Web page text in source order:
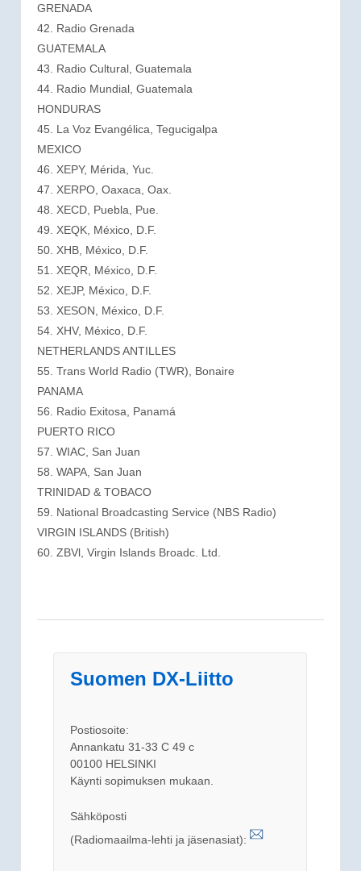
GRENADA
42. Radio Grenada
GUATEMALA
43. Radio Cultural, Guatemala
44. Radio Mundial, Guatemala
HONDURAS
45. La Voz Evangélica, Tegucigalpa
MEXICO
46. XEPY, Mérida, Yuc.
47. XERPO, Oaxaca, Oax.
48. XECD, Puebla, Pue.
49. XEQK, México, D.F.
50. XHB, México, D.F.
51. XEQR, México, D.F.
52. XEJP, México, D.F.
53. XESON, México, D.F.
54. XHV, México, D.F.
NETHERLANDS ANTILLES
55. Trans World Radio (TWR), Bonaire
PANAMA
56. Radio Exitosa, Panamá
PUERTO RICO
57. WIAC, San Juan
58. WAPA, San Juan
TRINIDAD & TOBACO
59. National Broadcasting Service (NBS Radio)
VIRGIN ISLANDS (British)
60. ZBVl, Virgin Islands Broadc. Ltd.
Suomen DX-Liitto
Postiosoite:
Annankatu 31-33 C 49 c
00100 HELSINKI
Käynti sopimuksen mukaan.
Sähköposti
(Radiomaailma-lehti ja jäsenasiat):